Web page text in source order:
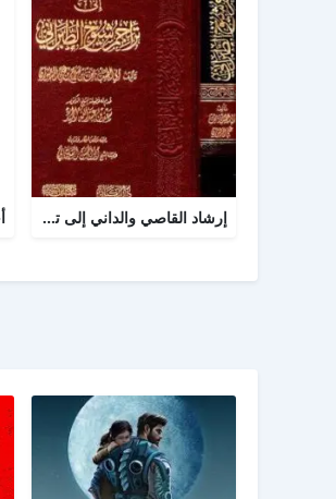
إرشاد القاصي والداني إلى تراجم شيوخ الطبراني